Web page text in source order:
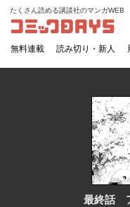
コミックDAYS
たくさん読める講談社のマンガWEB
無料連載 読み切り・新人
最終話